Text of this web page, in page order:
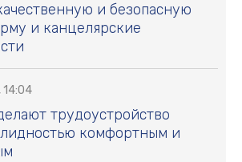
и безопасную
и канцелярские
14:04
трудоустройство
комфортным и